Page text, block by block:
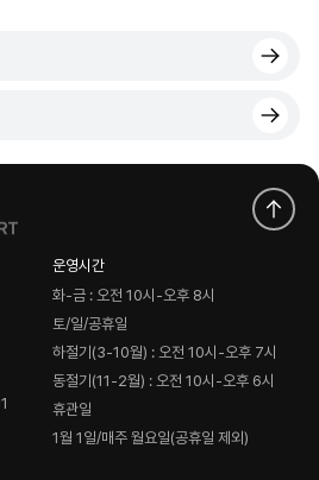
운영시간
화-금 : 오전 10시-오후 8시
토/일/공휴일
하절기(3-10월) : 오전 10시-오후 7시
동절기(11-2월) : 오전 10시-오후 6시
휴관일
1월 1일/매주 월요일(공휴일 제외)